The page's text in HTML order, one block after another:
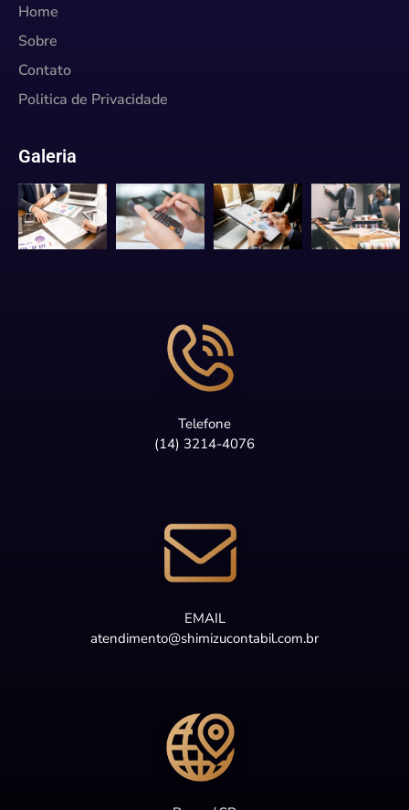
Home
Sobre
Contato
Politica de Privacidade
Galeria
Telefone
(14) 3214-4076
EMAIL
atendimento@shimizucontabil.com.br
Nossa equipe de suporte ao
cliente está aqui para
responder às suas perguntas.